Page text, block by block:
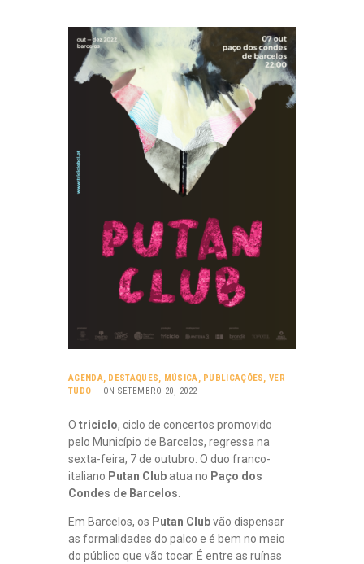
AGENDA, DESTAQUES, MÚSICA, PUBLICAÇÕES,VER
TUDO
ON SETEMBRO 20, 2022
O triciclo, ciclo de concertos promovido
pelo Município de Barcelos, regressa na
sexta-feira, 7 de outubro. O duo franco-
italiano Putan Club atua no Paço dos
Condes de Barcelos
Em Barcelos, os Putan Clubvão dispensar
as formalidades do palco e é bem no meio
do público que vão tocar. É entre as ruínas